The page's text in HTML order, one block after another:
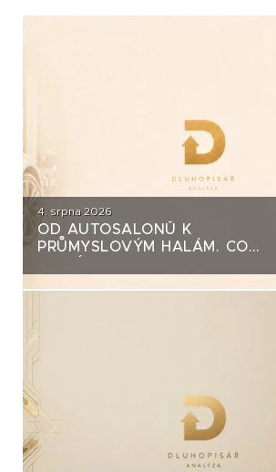
4. srpna 2026
OD AUTOSALONŮ K
PRŮMYSLOVÝM HALÁM. CO